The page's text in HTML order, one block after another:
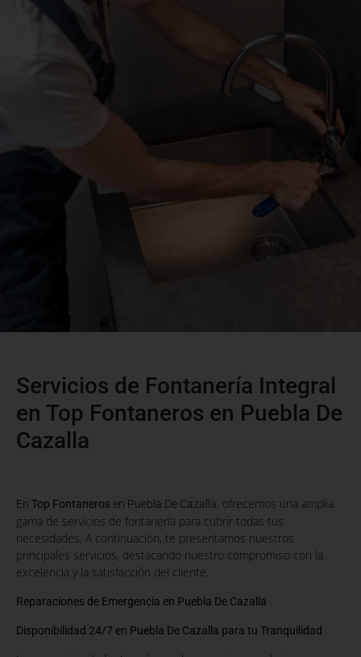
Servicios de Fontanería Integral
en Top Fontaneros en Puebla De
Cazalla
En Top Fontaneros en Puebla De Cazalla, ofrecemos una amplia
gama de servicios de fontanería para cubrir todas tus
necesidades. A continuación, te presentamos nuestros
principales servicios, destacando nuestro compromiso con la
excelencia y la satisfacción del cliente.
Reparaciones de Emergencia en Puebla De Cazalla
Disponibilidad 24/7 en Puebla De Cazalla para tu Tranquilidad